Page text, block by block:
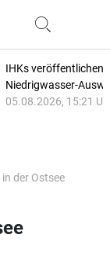
IHKs veröffentlichen
Niedrigwasser-
05.08.2026, 15:21
der Ostsee